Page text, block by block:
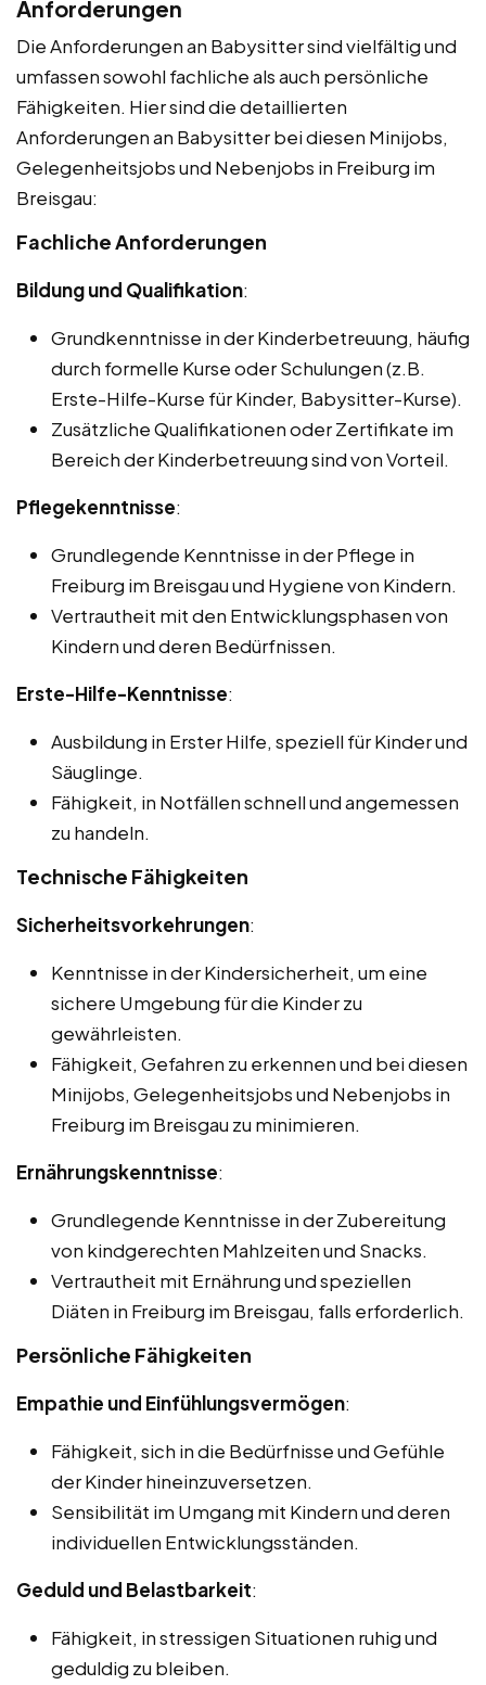
Anforderungen
Die Anforderungen an Babysitter sind vielfältig und
umfassen sowohl fachliche als auch persönliche
Fähigkeiten. Hier sind die detaillierten
Anforderungen an Babysitter bei diesen Minijobs,
Gelegenheitsjobs und Nebenjobs in Freiburg im
Breisgau:
Fachliche Anforderungen
Bildung und Qualifikation:
Grundkenntnisse in der Kinderbetreuung, häufig
durch formelle Kurse oder Schulungen (z.B.
Erste-Hilfe-Kurse für Kinder, Babysitter-Kurse).
Zusätzliche Qualifikationen oder Zertifikate im
Bereich der Kinderbetreuung sind von Vorteil.
Pflegekenntnisse:
Grundlegende Kenntnisse in der Pflege in
Freiburg im Breisgau und Hygiene von Kindern.
Vertrautheit mit den Entwicklungsphasen von
Kindern und deren Bedürfnissen.
Erste-Hilfe-Kenntnisse:
Ausbildung in Erster Hilfe, speziell für Kinder und
Säuglinge.
Fähigkeit, in Notfällen schnell und angemessen
zu handeln.
Technische Fähigkeiten
Sicherheitsvorkehrungen:
Kenntnisse in der Kindersicherheit, um eine
sichere Umgebung für die Kinder zu
gewährleisten.
Fähigkeit, Gefahren zu erkennen und bei diesen
Minijobs, Gelegenheitsjobs und Nebenjobs in
Freiburg im Breisgau zu minimieren.
Ernährungskenntnisse:
Grundlegende Kenntnisse in der Zubereitung
von kindgerechten Mahlzeiten und Snacks.
Vertrautheit mit Ernährung und speziellen
Diäten in Freiburg im Breisgau, falls erforderlich.
Persönliche Fähigkeiten
Empathie und Einfühlungsvermögen:
Fähigkeit, sich in die Bedürfnisse und Gefühle
der Kinder hineinzuversetzen.
Sensibilität im Umgang mit Kindern und deren
individuellen Entwicklungsständen.
Geduld und Belastbarkeit:
Fähigkeit, in stressigen Situationen ruhig und
geduldig zu bleiben.